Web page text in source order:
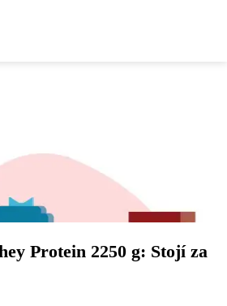
Protein 2250 g: Stojí za